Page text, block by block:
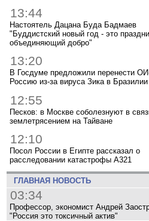
13:44
Настоятель Дацана Буда Бадмаев
"Буддистский новый год - это
объединяющий добро"
13:20
В Госдуме предложили перенести
Россию из-за вируса Зика в Бразилии
12:55
Песков: в Москве соболезнуют в
землетрясением на Тайване
12:10
Посол России в Египте рассказал о
расследовании катастрофы A321
ГЛАВНАЯ НОВОСТЬ
03:34
Профессор, экономист Андрей
"Россия это токсичный актив"